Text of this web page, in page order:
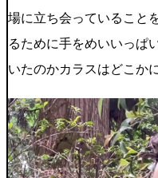
場に立ち会っていること
るために手をめいいっぱ
いたのかカラスはどこか